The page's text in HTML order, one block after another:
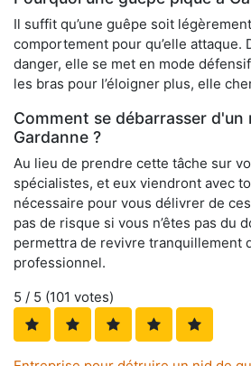
Il suffit qu’une guêpe soit
comportement pour qu’elle attaque.
danger, elle se met en mode
les bras pour l’éloigner plus, elle
Comment se débarrasser d'un
Gardanne ?
Au lieu de prendre cette tâche sur
spécialistes, et eux viendront avec
nécessaire pour vous délivrer de
pas de risque si vous n’êtes pas du
permettra de revivre tranquillement
professionnel.
5 / 5 (101 votes)